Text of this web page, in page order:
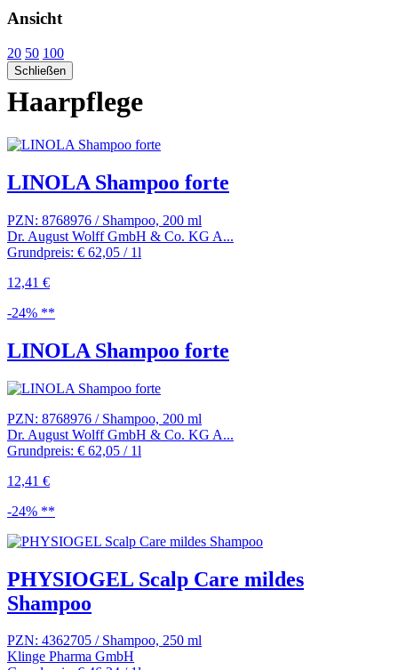
Ansicht
20 50 100
Schließen
Haarpflege
LINOLA Shampoo forte
PZN: 8768976 / Shampoo, 200 ml
Dr. August Wolff GmbH & Co. KG A...
Grundpreis: € 62,05 / 1l
12,41 €
-24% **
LINOLA Shampoo forte
PZN: 8768976 / Shampoo, 200 ml
Dr. August Wolff GmbH & Co. KG A...
Grundpreis: € 62,05 / 1l
12,41 €
-24% **
PHYSIOGEL Scalp Care mildes
Shampoo
PZN: 4362705 / Shampoo, 250 ml
Klinge Pharma GmbH